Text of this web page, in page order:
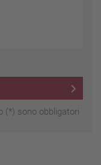
(*) sono obbligatori